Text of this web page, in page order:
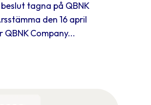
tagna på QBNK
den 16 april
Company...